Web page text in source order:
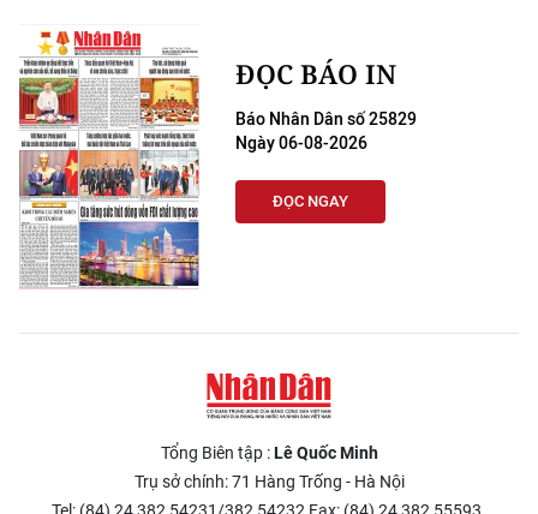
ĐỌC BÁO IN
Báo Nhân Dân số 25829
Ngày 06-08-2026
ĐỌC NGAY
Tổng Biên tập :Lê Quốc Minh
Trụ sở chính: 71 Hàng Trống - Hà Nội
Tel: (84) 24 382 54231/382 54232 Fax: (84) 24 382 55593.